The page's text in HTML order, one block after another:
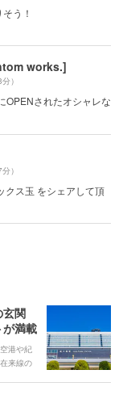
う！
works.]
）
OPENされたオシャレな
）
クス玉 をシェアして頂
玄関
が満載
港や紀
来線の